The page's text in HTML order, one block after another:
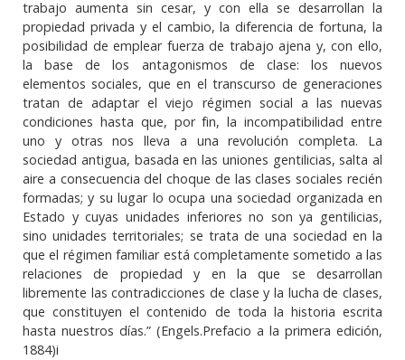
trabajo aumenta sin cesar, y con ella se desarrollan la
propiedad privada y el cambio, la diferencia de fortuna, la
posibilidad de emplear fuerza de trabajo ajena y, con ello,
la base de los antagonismos de clase: los nuevos
elementos sociales, que en el transcurso de generaciones
tratan de adaptar el viejo régimen social a las nuevas
condiciones hasta que, por fin, la incompatibilidad entre
uno y otras nos lleva a una revolución completa. La
sociedad antigua, basada en las uniones gentilicias, salta al
aire a consecuencia del choque de las clases sociales recién
formadas; y su lugar lo ocupa una sociedad organizada en
Estado y cuyas unidades inferiores no son ya gentilicias,
sino unidades territoriales; se trata de una sociedad en la
que el régimen familiar está completamente sometido a las
relaciones de propiedad y en la que se desarrollan
libremente las contradicciones de clase y la lucha de clases,
que constituyen el contenido de toda la historia escrita
hasta nuestros días.” (Engels.Prefacio a la primera edición,
1884)i